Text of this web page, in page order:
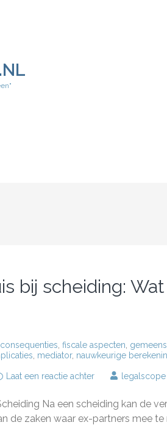
bij scheiding:
fiscale aspecten
mediator, nauwkeurige
Laat een reactie achterop
overwaarde
huis
legalscope
Na een scheiding kan de
de zaken waar ex-partners mee te